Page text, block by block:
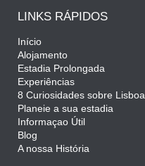
LINKS RÁPIDOS
Início
Alojamento
Estadia Prolongada
Experiências
8 Curiosidades sobre Lisboa
Planeie a sua estadia
Informaçao Útil
Blog
A nossa História